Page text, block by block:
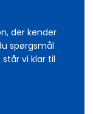
der kender
spørgsmål
vi klar til